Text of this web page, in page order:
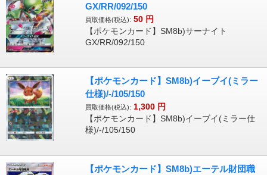
GX/RR/092/150
買取価格(税込): 50 円
【ポケモンカード】SM8b)サーナイト
GX/RR/092/150
【ポケモンカード】SM8b)イーブイ(ミラー
仕様)/-/105/150
買取価格(税込): 1,300 円
【ポケモンカード】SM8b)イーブイ(ミラー仕
様)/-/105/150
【ポケモンカード】SM8b)エーテル財団職